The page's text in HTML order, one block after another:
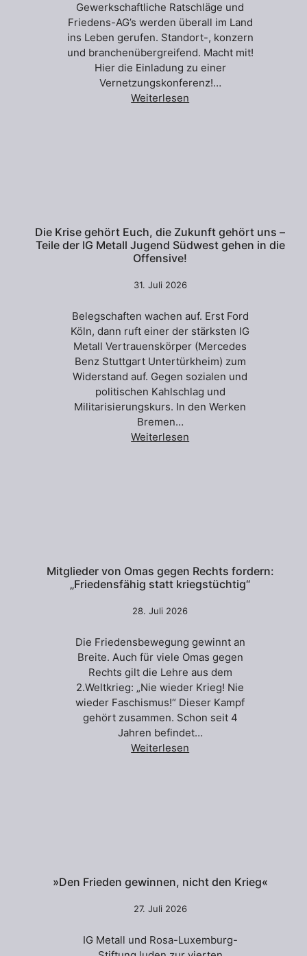
Gewerkschaftliche Ratschläge und
Friedens-AG’s werden überall im Land
ins Leben gerufen. Standort-, konzern
und branchenübergreifend. Macht mit!
Hier die Einladung zu einer
Vernetzungskonferenz!…
Weiterlesen
Die Krise gehört Euch, die Zukunft gehört uns –
Teile der IG Metall Jugend Südwest gehen in die
Offensive!
31. Juli 2026
Belegschaften wachen auf. Erst Ford
Köln, dann ruft einer der stärksten IG
Metall Vertrauenskörper (Mercedes
Benz Stuttgart Untertürkheim) zum
Widerstand auf. Gegen sozialen und
politischen Kahlschlag und
Militarisierungskurs. In den Werken
Bremen…
Weiterlesen
Mitglieder von Omas gegen Rechts fordern:
„Friedensfähig statt kriegstüchtig“
28. Juli 2026
Die Friedensbewegung gewinnt an
Breite. Auch für viele Omas gegen
Rechts gilt die Lehre aus dem
2.Weltkrieg: „Nie wieder Krieg! Nie
wieder Faschismus!“ Dieser Kampf
gehört zusammen. Schon seit 4
Jahren befindet…
Weiterlesen
»Den Frieden gewinnen, nicht den Krieg«
27. Juli 2026
IG Metall und Rosa-Luxemburg-